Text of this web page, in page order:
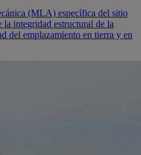
(MLA) específica del sitio
integridad estructural de la
del emplazamiento en tierra y en